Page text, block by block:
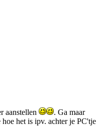
aanstellen
. Ga maar
het is ipv. achter je PC'tje